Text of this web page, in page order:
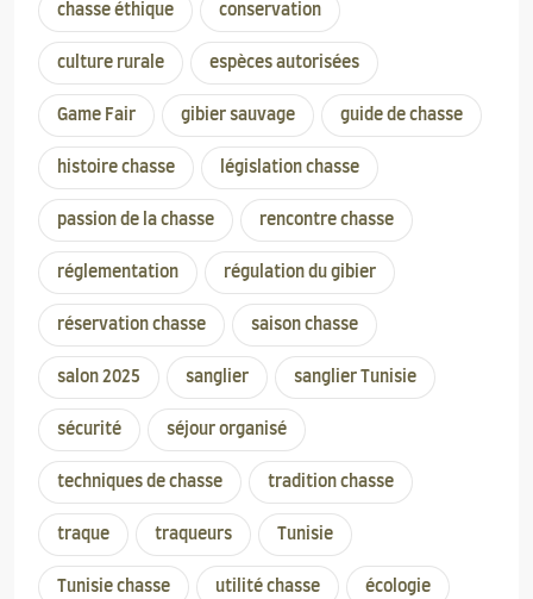
chasse éthique conservation
culture rurale espèces autorisées
Game Fair gibier sauvage guide de chasse
histoire chasse législation chasse
passion de la chasse rencontre chasse
réglementation régulation du gibier
réservation chasse saison chasse
salon 2025 sanglier sanglier Tunisie
sécurité séjour organisé
techniques de chasse tradition chasse
traque traqueurs Tunisie
Tunisie chasse utilité chasse écologie